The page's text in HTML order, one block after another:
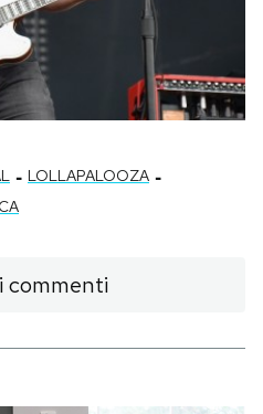
- LOLLAPALOOZA -
commenti